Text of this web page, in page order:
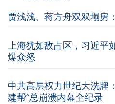
贾浅浅、蒋方舟双双塌房
上海犹如敌占区，习近平
爆众怒
中共高层权力世纪大洗牌
建帮”总崩溃内幕全纪录